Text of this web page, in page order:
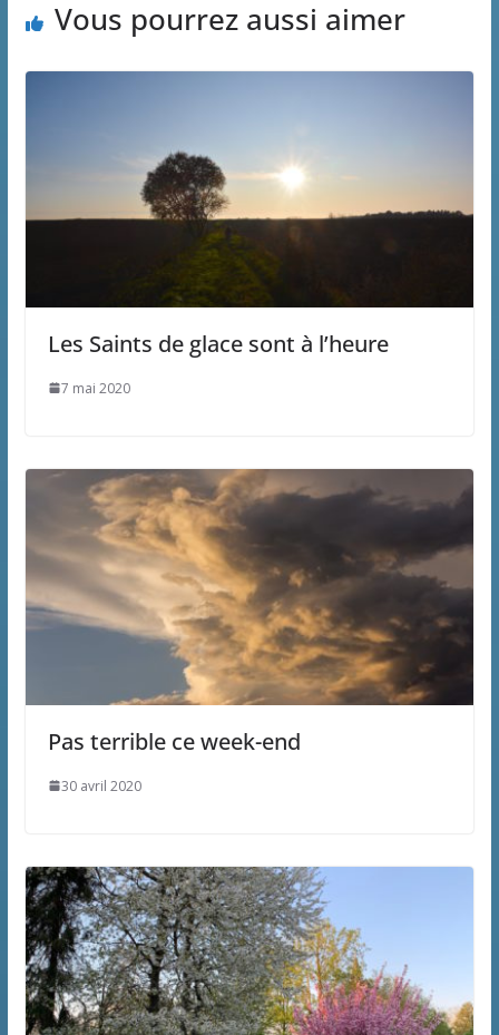
Vous pourrez aussi aimer
Les Saints de glace sont à l’heure
7 mai 2020
Pas terrible ce week-end
30 avril 2020